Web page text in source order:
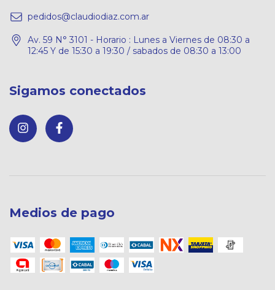
pedidos@claudiodiaz.com.ar
Av. 59 N° 3101 - Horario : Lunes a Viernes de 08:30 a
12:45 Y de 15:30 a 19:30 / sabados de 08:30 a 13:00
Sigamos conectados
Medios de pago